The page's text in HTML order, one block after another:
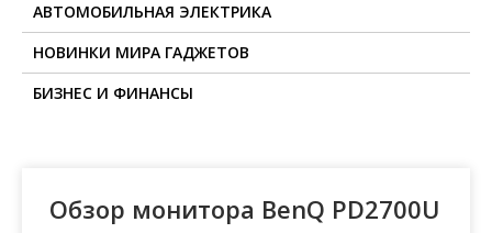
АВТОМОБИЛЬНАЯ ЭЛЕКТРИКА
НОВИНКИ МИРА ГАДЖЕТОВ
БИЗНЕС И ФИНАНСЫ
Обзор монитора BenQ PD2700U